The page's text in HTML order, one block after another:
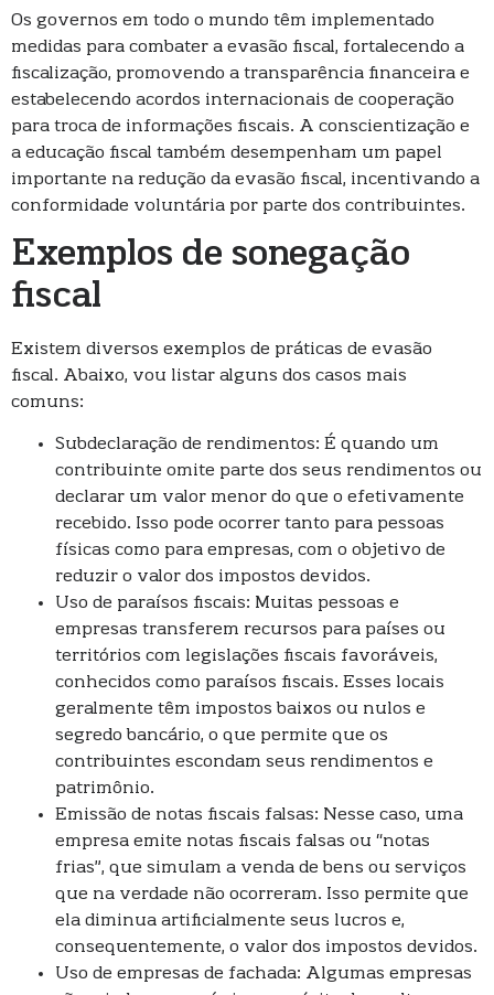
Os governos em todo o mundo têm implementado
medidas para combater a evasão fiscal, fortalecendo a
fiscalização, promovendo a transparência financeira e
estabelecendo acordos internacionais de cooperação
para troca de informações fiscais. A conscientização e
a educação fiscal também desempenham um papel
importante na redução da evasão fiscal, incentivando a
conformidade voluntária por parte dos contribuintes.
Exemplos de sonegação
fiscal
Existem diversos exemplos de práticas de evasão
fiscal. Abaixo, vou listar alguns dos casos mais
comuns:
Subdeclaração de rendimentos: É quando um
contribuinte omite parte dos seus rendimentos ou
declarar um valor menor do que o efetivamente
recebido. Isso pode ocorrer tanto para pessoas
físicas como para empresas, com o objetivo de
reduzir o valor dos impostos devidos.
Uso de paraísos fiscais: Muitas pessoas e
empresas transferem recursos para países ou
territórios com legislações fiscais favoráveis,
conhecidos como paraísos fiscais. Esses locais
geralmente têm impostos baixos ou nulos e
segredo bancário, o que permite que os
contribuintes escondam seus rendimentos e
patrimônio.
Emissão de notas fiscais falsas: Nesse caso, uma
empresa emite notas fiscais falsas ou “notas
frias”, que simulam a venda de bens ou serviços
que na verdade não ocorreram. Isso permite que
ela diminua artificialmente seus lucros e,
consequentemente, o valor dos impostos devidos.
Uso de empresas de fachada: Algumas empresas